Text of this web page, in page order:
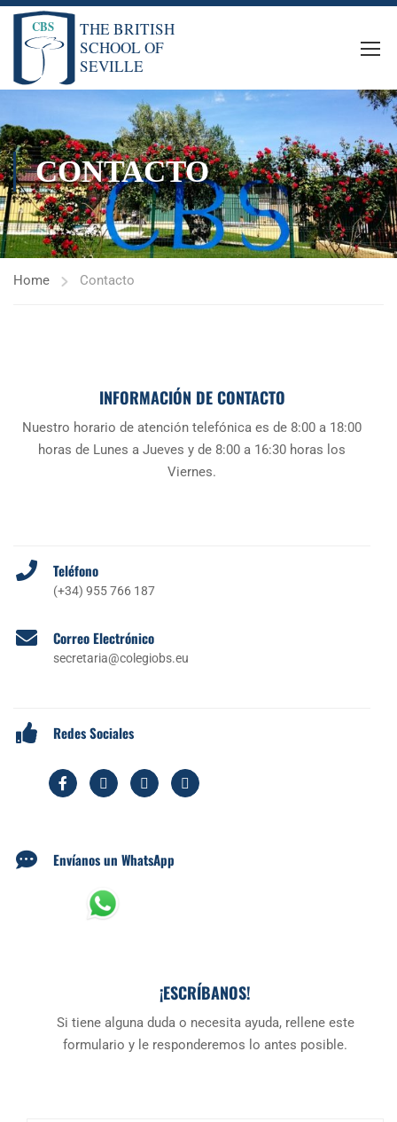
CONTACTO
Home Contacto
INFORMACIÓN DE CONTACTO
Nuestro horario de atención telefónica es de 8:00 a 18:00
horas de Lunes a Jueves y de 8:00 a 16:30 horas los
Viernes.
Teléfono
(+34) 955 766 187
Correo Electrónico
secretaria@colegiobs.eu
Redes Sociales
Envíanos un WhatsApp
¡ESCRÍBANOS!
Si tiene alguna duda o necesita ayuda, rellene este
formulario y le responderemos lo antes posible.